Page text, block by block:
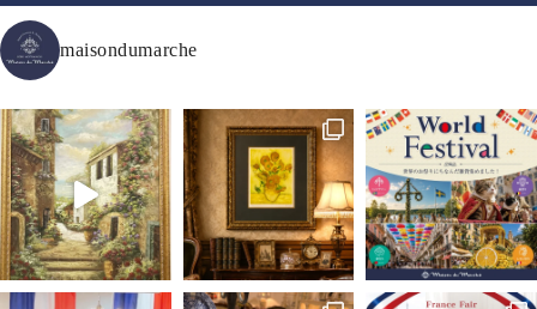
maisondumarche